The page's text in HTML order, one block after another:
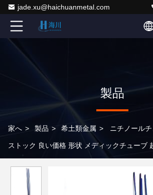
jade.xu@haichuanmetal.com
製品
家へ > 製品 > 希土類金属 > ニチノール
ストック 良い価格 形状 メディックチューブ